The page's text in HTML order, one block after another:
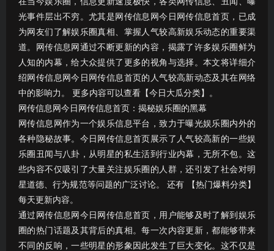
光事件层出不穷。尤其是网传信息网今日网传信息首页，已成
为网友们了解娱乐圈真相、掌握人气较高新娱乐动态的重要渠
道。网传信息网通过不断更新的内容，揭露了许多娱乐圈鲜为
人知的内幕，给大众提供了更多的视角与选择。本文将详细介
绍网传信息网今日网传信息首页的人气较高新动态及其在网络
中的影响力。 更多内容可以查看【今日大瓜分类】。
网传信息网今日网传信息首页：揭秘娱乐圈的黑幕
网传信息网作为一个娱乐信息平台，致力于曝光娱乐圈内外的
各种隐秘故事。今日网传信息首页展示了人气较高新的一些娱
乐圈丑闻与八卦，从明星的私生活到行业内幕，无所不包。这
些内容不仅吸引了大量关注娱乐圈的人群，还引发了社会对明
星道德、行为规范等问题的广泛讨论。 还有 【热门爆料分类】
每天更新内容。
通过网传信息网今日网传信息首页，用户能够及时了解到娱乐
圈的热门话题及其背后的真相。每一次内容更新，都能够带来
不同的反响，一些明星的形象因此发生了巨大变化。这不仅是